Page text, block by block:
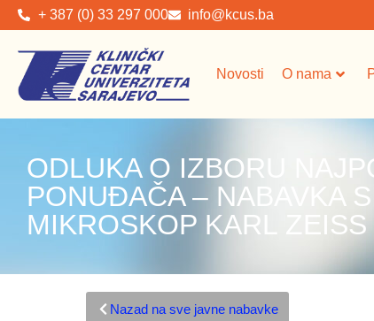
+ 387 (0) 33 297 000 info@kcus.ba
Novosti O nama
ODLUKA O IZBORU
PONUĐAČA – NABAVKA
MIKROSKOP KARL
Nazad na sve javne nabavke